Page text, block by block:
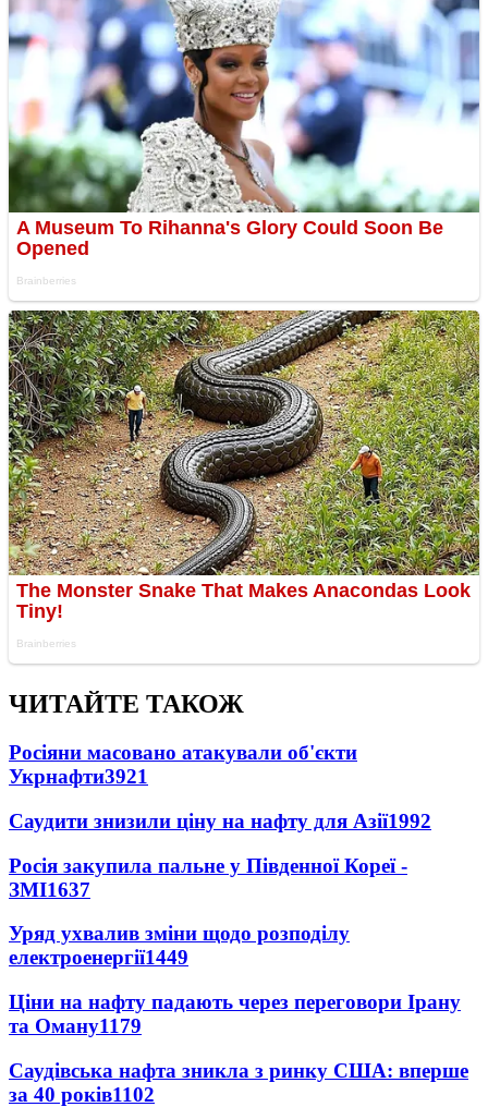
ЧИТАЙТЕ ТАКОЖ
Росіяни масовано атакували об'єкти
Укрнафти3921
Саудити знизили ціну на нафту для Азії1992
Росія закупила пальне у Південної Кореї -
ЗМІ1637
Уряд ухвалив зміни щодо розподілу
електроенергії1449
Ціни на нафту падають через переговори Ірану
та Оману1179
Саудівська нафта зникла з ринку США: вперше
за 40 років1102